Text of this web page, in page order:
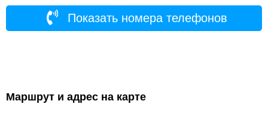
Показать номера телефонов
Маршрут и адрес на карте